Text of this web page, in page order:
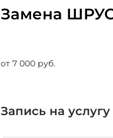
Замена
от 7 000 руб.
Запись на услугу